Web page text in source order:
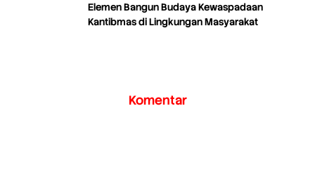
Elemen Bangun Budaya Kewaspadaan
Kantibmas di Lingkungan Masyarakat
Komentar